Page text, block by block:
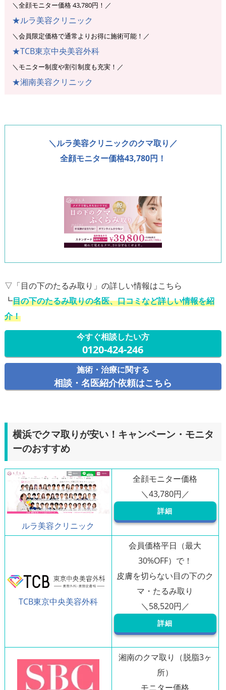
＼全顔モニター価格 43,780円！／
★ルラ美容クリニック
＼会員限定価格で通常よりお得に施術可能！／
★TCB東京中央美容外科
＼モニター制度や割引制度も充実！／
★湘南美容クリニック
＼ルラ美容クリニックのクマ取り／
全顔モニター価格43,780円！
▽「目の下のたるみ取り」の詳しい情報はこちら
┗目の下のたるみ取りの名医、口コミなど詳しい情報を紹
介！
今すぐ相談したい方
0120-424-246
施術・治療に関する
相談・名医紹介依頼はこちら
横浜でクマ取りが安い！キャンペーン・モニタ
ーのおすすめ
ルラ美容クリニック
全顔モニター価格
詳細
TCB東京中央美容外科
会員価格平日（最大
30%OFF）で！
皮膚を切らない目の下のク
マ・たるみ取り
詳細
湘南のクマ取り（脱脂3ヶ
所）
モニター価格